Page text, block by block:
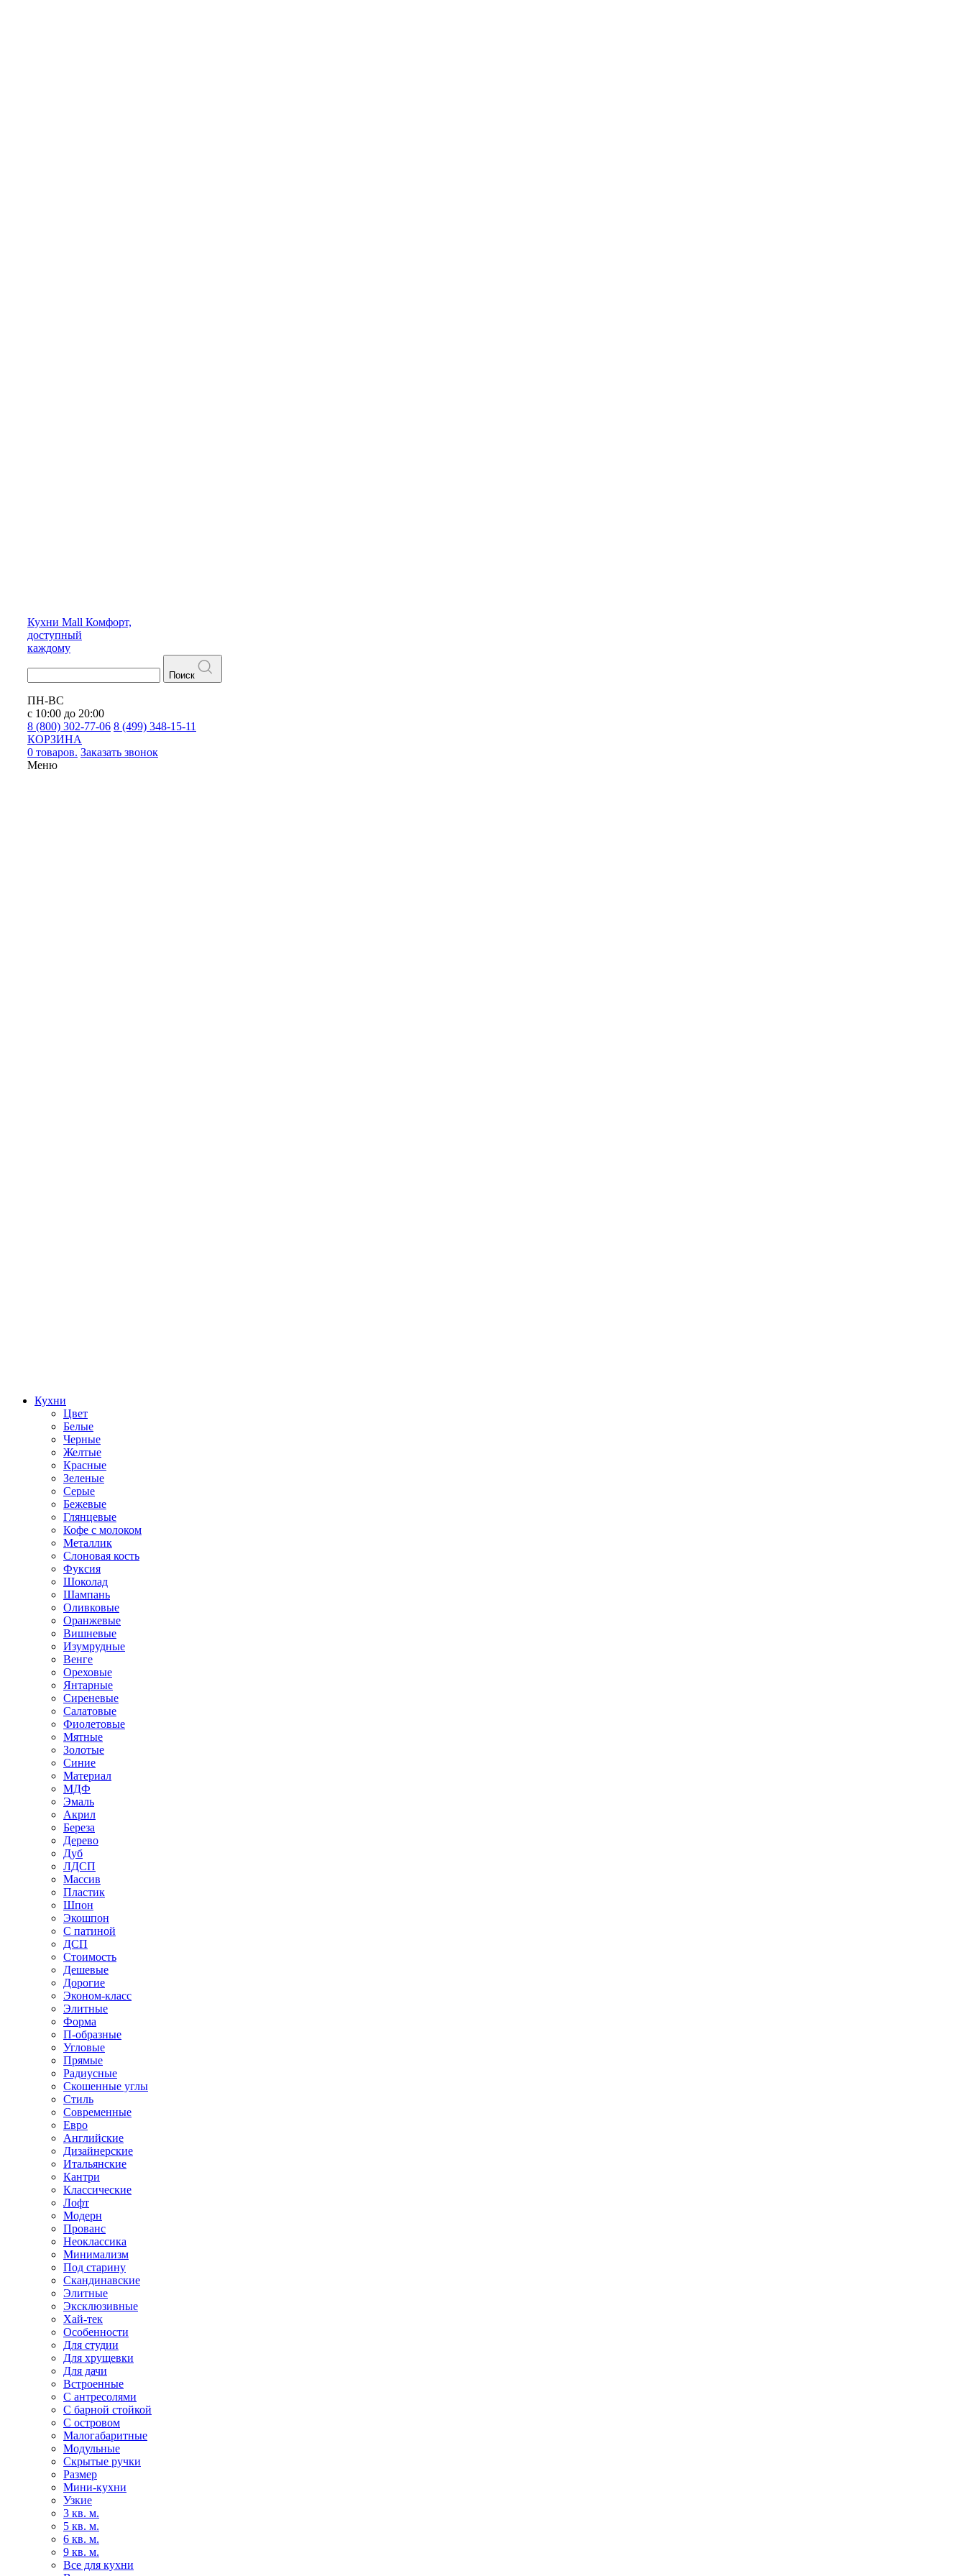
Кухни Mall Комфорт,
доступный
каждому
Поиск
ПН-ВС
с 10:00 до 20:00
8 (800) 302-77-06 8 (499) 348-15-11
КОРЗИНА
0 товаров. Заказать звонок
Меню
Кухни
Цвет
Белые
Черные
Желтые
Красные
Зеленые
Серые
Бежевые
Глянцевые
Кофе с молоком
Металлик
Слоновая кость
Фуксия
Шоколад
Шампань
Оливковые
Оранжевые
Вишневые
Изумрудные
Венге
Ореховые
Янтарные
Сиреневые
Салатовые
Фиолетовые
Мятные
Золотые
Синие
Материал
МДФ
Эмаль
Акрил
Береза
Дерево
Дуб
ЛДСП
Массив
Пластик
Шпон
Экошпон
С патиной
ДСП
Стоимость
Дешевые
Дорогие
Эконом-класс
Элитные
Форма
П-образные
Угловые
Прямые
Радиусные
Скошенные углы
Стиль
Современные
Евро
Английские
Дизайнерские
Итальянские
Кантри
Классические
Лофт
Модерн
Прованс
Неоклассика
Минимализм
Под старину
Скандинавские
Элитные
Эксклюзивные
Хай-тек
Особенности
Для студии
Для хрущевки
Для дачи
Встроенные
С антресолями
С барной стойкой
С островом
Малогабаритные
Модульные
Скрытые ручки
Размер
Мини-кухни
Узкие
3 кв. м.
5 кв. м.
6 кв. м.
9 кв. м.
Все для кухни